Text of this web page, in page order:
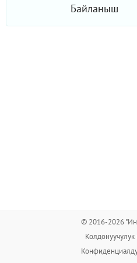
Байланыш
© 2016-2026